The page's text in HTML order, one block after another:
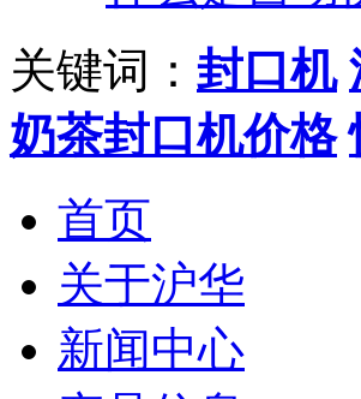
关键词： 封口机
奶茶封口机价格
首页
关于沪华
新闻中心